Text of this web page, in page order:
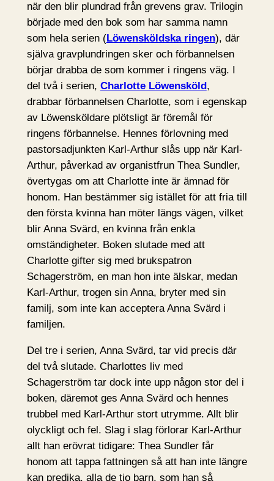
när den blir plundrad från grevens grav. Trilogin
började med den bok som har samma namn
som hela serien (Löwensköldska ringen), där
själva gravplundringen sker och förbannelsen
börjar drabba de som kommer i ringens väg. I
del två i serien, Charlotte Löwensköld ,
drabbar förbannelsen Charlotte, som i egenskap
av Löwensköldare plötsligt är föremål för
ringens förbannelse. Hennes förlovning med
pastorsadjunkten Karl-Arthur slås upp när Karl-
Arthur, påverkad av organistfrun Thea Sundler,
övertygas om att Charlotte inte är ämnad för
honom. Han bestämmer sig istället för att fria till
den första kvinna han möter längs vägen, vilket
blir Anna Svärd, en kvinna från enkla
omständigheter. Boken slutade med att
Charlotte gifter sig med brukspatron
Schagerström, en man hon inte älskar, medan
Karl-Arthur, trogen sin Anna, bryter med sin
familj, som inte kan acceptera Anna Svärd i
familjen.
Del tre i serien, Anna Svärd, tar vid precis där
del två slutade. Charlottes liv med
Schagerström tar dock inte upp någon stor del i
boken, däremot ges Anna Svärd och hennes
trubbel med Karl-Arthur stort utrymme. Allt blir
olyckligt och fel. Slag i slag förlorar Karl-Arthur
allt han erövrat tidigare: Thea Sundler får
honom att tappa fattningen så att han inte längre
kan predika, alla de tio barn, som han så